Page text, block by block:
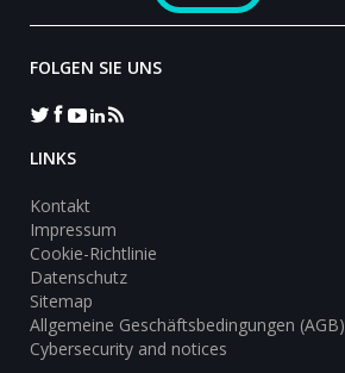
FOLGEN SIE UNS
LINKS
Kontakt
Impressum
Cookie-Richtlinie
Datenschutz
Sitemap
Allgemeine Geschäftsbedingungen (AGB)
Cybersecurity and notices